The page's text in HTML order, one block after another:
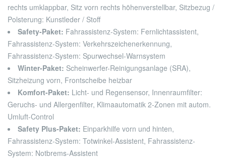
rechts umklappbar, Sitz vorn rechts höhenverstellbar, Sitzbezug /
Polsterung: Kunstleder / Stoff
Safety-Paket: Fahrassistenz-System: Fernlichtassistent,
Fahrassistenz-System: Verkehrszeichenerkennung,
Fahrassistenz-System: Spurwechsel-Warnsystem
Winter-Paket: Scheinwerfer-Reinigungsanlage (SRA),
Sitzheizung vorn, Frontscheibe heizbar
Komfort-Paket: Licht- und Regensensor, Innenraumfilter:
Geruchs- und Allergenfilter, Klimaautomatik 2-Zonen mit autom.
Umluft-Control
Safety Plus-Paket: Einparkhilfe vorn und hinten,
Fahrassistenz-System: Totwinkel-Assistent, Fahrassistenz-
System: Notbrems-Assistent